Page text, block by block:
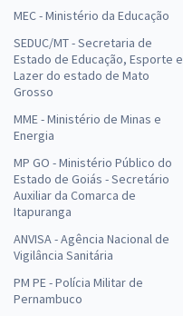
MEC - Ministério da Educação
SEDUC/MT - Secretaria de
Estado de Educação, Esporte e
Lazer do estado de Mato
Grosso
MME - Ministério de Minas e
Energia
MP GO - Ministério Público do
Estado de Goiás - Secretário
Auxiliar da Comarca de
Itapuranga
ANVISA - Agência Nacional de
Vigilância Sanitária
PM PE - Polícia Militar de
Pernambuco